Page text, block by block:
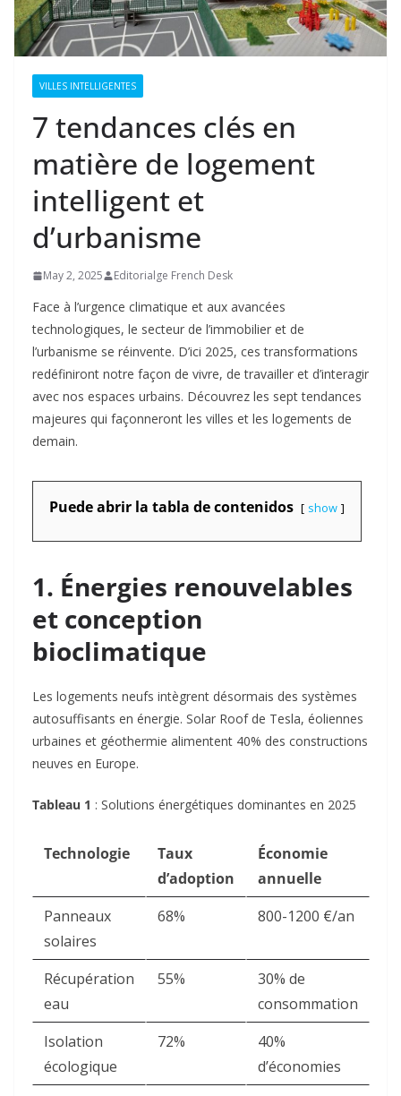
VILLES INTELLIGENTES
7 tendances clés en
matière de logement
intelligent et
d’urbanisme
May 2, 2025 Editorialge French Desk
Face à l’urgence climatique et aux avancées
technologiques, le secteur de l’immobilier et de
l’urbanisme se réinvente. D’ici 2025, ces transformations
redéfiniront notre façon de vivre, de travailler et d’interagir
avec nos espaces urbains. Découvrez les sept tendances
majeures qui façonneront les villes et les logements de
demain.
Puede abrir la tabla de contenidos show
1. Énergies renouvelables
et conception
bioclimatique
Les logements neufs intègrent désormais des systèmes
autosuffisants en énergie. Solar Roof de Tesla, éoliennes
urbaines et géothermie alimentent 40% des constructions
neuves en Europe.
Tableau 1 : Solutions énergétiques dominantes en 2025
Technologie
Taux
d’adoption
Économie
annuelle
Panneaux
solaires
68% 800-1200 €/an
Récupération
eau
55%
30% de
consommation
Isolation
écologique
72%
40%
d’économies